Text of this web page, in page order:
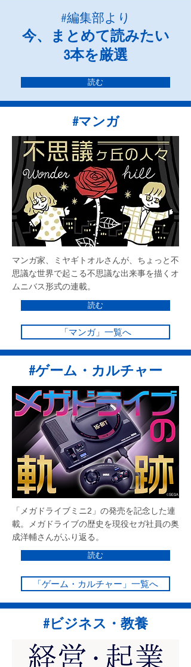
#編集部より
今、まとめて読みたい
3本を厳選
読む
#マンガ
マンガ家、ミヤギトオルさんが、ちょっと不
思議な世界で起こる不思議な出来事を描くオ
ムニバス形式の連載。
読む
「マンガ」一覧へ
#ゲーム・カルチャー
「メガドライブミニ2」の発売を記念した連
載。メガドライブの歴史を現役セガ社員の奥
成洋輔さんがふり返る。
読む
「ゲーム・カルチャー」一覧へ
#ビジネス・教養